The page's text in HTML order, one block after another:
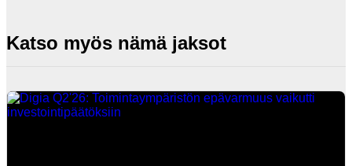
Katso myös nämä jaksot